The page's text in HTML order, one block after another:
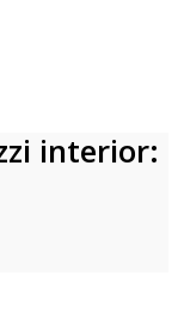
interior: